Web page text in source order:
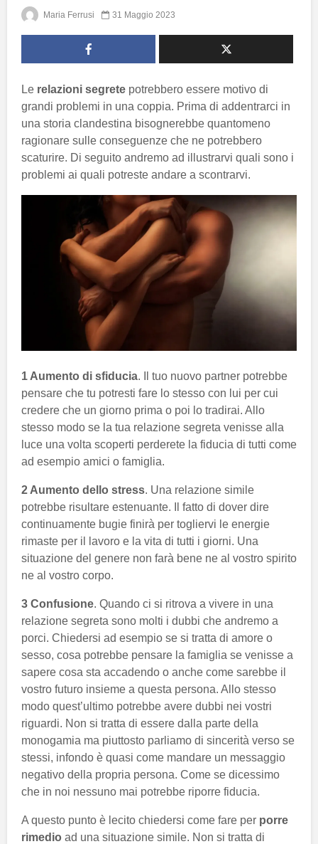
Maria Ferrusi 31 Maggio 2023
Le relazioni segrete potrebbero essere motivo di
grandi problemi in una coppia. Prima di addentrarci in
una storia clandestina bisognerebbe quantomeno
ragionare sulle conseguenze che ne potrebbero
scaturire. Di seguito andremo ad illustrarvi quali sono i
problemi ai quali potreste andare a scontrarvi.
1 Aumento di sfiducia. Il tuo nuovo partner potrebbe
pensare che tu potresti fare lo stesso con lui per cui
credere che un giorno prima o poi lo tradirai. Allo
stesso modo se la tua relazione segreta venisse alla
luce una volta scoperti perderete la fiducia di tutti come
ad esempio amici o famiglia.
2 Aumento dello stress. Una relazione simile
potrebbe risultare estenuante. Il fatto di dover dire
continuamente bugie finirà per togliervi le energie
rimaste per il lavoro e la vita di tutti i giorni. Una
situazione del genere non farà bene ne al vostro spirito
ne al vostro corpo.
3 Confusione. Quando ci si ritrova a vivere in una
relazione segreta sono molti i dubbi che andremo a
porci. Chiedersi ad esempio se si tratta di amore o
sesso, cosa potrebbe pensare la famiglia se venisse a
sapere cosa sta accadendo o anche come sarebbe il
vostro futuro insieme a questa persona. Allo stesso
modo quest’ultimo potrebbe avere dubbi nei vostri
riguardi. Non si tratta di essere dalla parte della
monogamia ma piuttosto parliamo di sincerità verso se
stessi, infondo è quasi come mandare un messaggio
negativo della propria persona. Come se dicessimo
che in noi nessuno mai potrebbe riporre fiducia.
A questo punto è lecito chiedersi come fare per porre
rimedio ad una situazione simile. Non si tratta di